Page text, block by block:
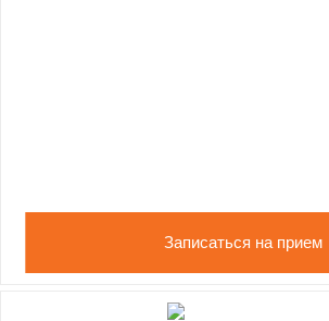
Записаться на прием